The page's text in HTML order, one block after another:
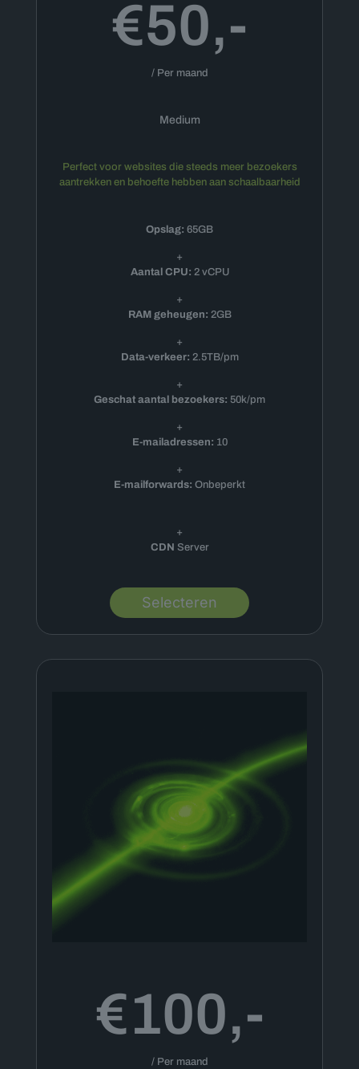
€50,-
/ Per maand
Medium
Perfect voor websites die steeds meer bezoekers
aantrekken en behoefte hebben aan schaalbaarheid
Opslag: 65GB
+
Aantal CPU: 2 vCPU
+
RAM geheugen: 2GB
+
Data-verkeer: 2.5TB/pm
+
Geschat aantal bezoekers: 50k/pm
+
E-mailadressen: 10
+
E-mailforwards: Onbeperkt
+
CDN Server
Selecteren
€100,-
/ Per maand